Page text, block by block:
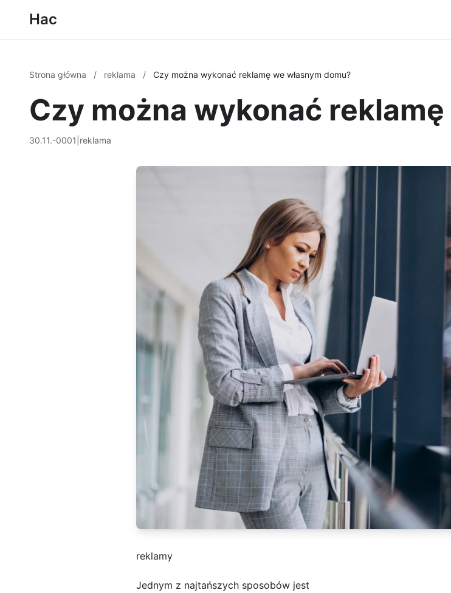
Hac
Strona główna / reklama / Czy można wykonać reklamę we własnym domu?
Czy można wykonać reklamę
30.11.-0001 reklama
reklamy
Jednym z najtańszych sposobów jest